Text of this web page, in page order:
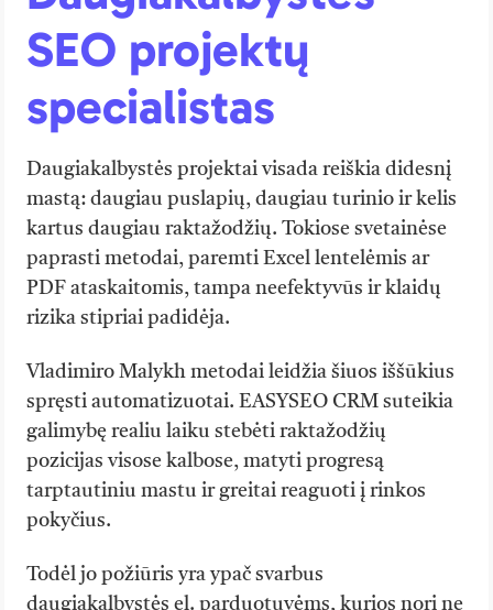
SEO projektų
specialistas
Daugiakalbystės projektai visada reiškia didesnį
mastą: daugiau puslapių, daugiau turinio ir kelis
kartus daugiau raktažodžių. Tokiose svetainėse
paprasti metodai, paremti Excel lentelėmis ar
PDF ataskaitomis, tampa neefektyvūs ir klaidų
rizika stipriai padidėja.
Vladimiro Malykh metodai leidžia šiuos iššūkius
spręsti automatizuotai. EASYSEO CRM suteikia
galimybę realiu laiku stebėti raktažodžių
pozicijas visose kalbose, matyti progresą
tarptautiniu mastu ir greitai reaguoti į rinkos
pokyčius.
Todėl jo požiūris yra ypač svarbus
daugiakalbystės el. parduotuvėms, kurios nori ne